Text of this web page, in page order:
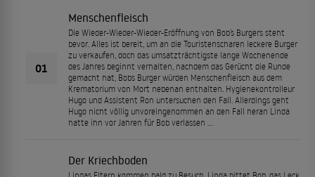
01
Menschenfleisch
Die Wieder-Wieder-Wieder-Eröffnung von Bob’s Burgers steht
bevor. Alles ist bereit, um an die Touristenscharen leckere Burger
zu verkaufen, doch das umsatzträchtigste lange Wochenende
des Jahres beginnt verhalten, nachdem das Gerücht die Runde
gemacht hat, Bobs Burger würden Menschenfleisch aus dem
Krematorium von Mort nebenan enthalten. Hygienekontrolleur
Hugo und Assistent Ron untersuchen den Fall. Allerdings geht
Hugo nicht völlig unvoreingenommen an den Fall heran Linda
hatte ihn vor Jahren für Bob verlassen …
Der Kriechboden